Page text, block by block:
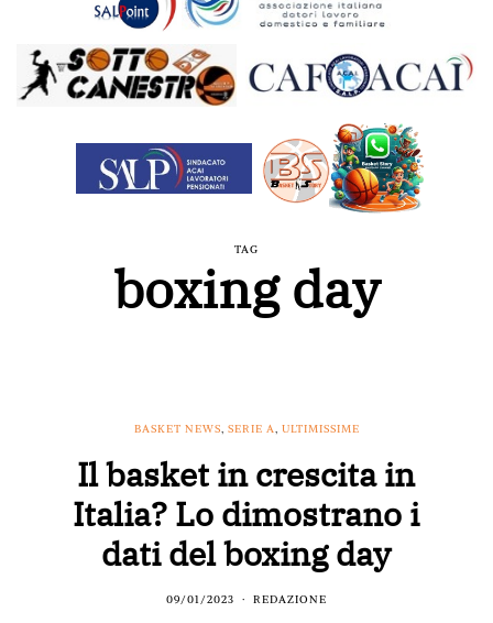
TAG
boxing day
BASKET NEWS, SERIE A, ULTIMISSIME
Il basket in crescita in
Italia? Lo dimostrano i
dati del boxing day
09/01/2023 REDAZIONE